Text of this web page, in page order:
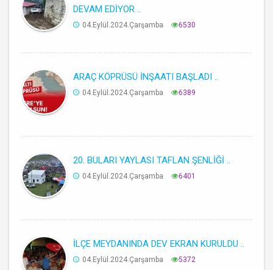
DEVAM EDİYOR ..
04.Eylül.2024.Çarşamba 6530
ARAÇ KÖPRÜSÜ İNŞAATI BAŞLADI ..
04.Eylül.2024.Çarşamba 6389
20. BULARI YAYLASI TAFLAN ŞENLİĞİ ..
04.Eylül.2024.Çarşamba 6401
İLÇE MEYDANINDA DEV EKRAN KURULDU ..
04.Eylül.2024.Çarşamba 5372